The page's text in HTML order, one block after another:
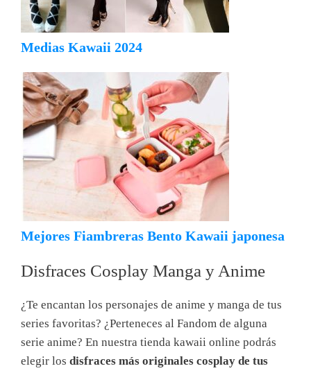
Medias Kawaii 2024
Mejores Fiambreras Bento Kawaii japonesa
Disfraces Cosplay Manga y Anime
¿Te encantan los personajes de anime y manga de tus
series favoritas? ¿Perteneces al Fandom de alguna
serie anime? En nuestra tienda kawaii online podrás
elegir los disfraces más originales cosplay de tus